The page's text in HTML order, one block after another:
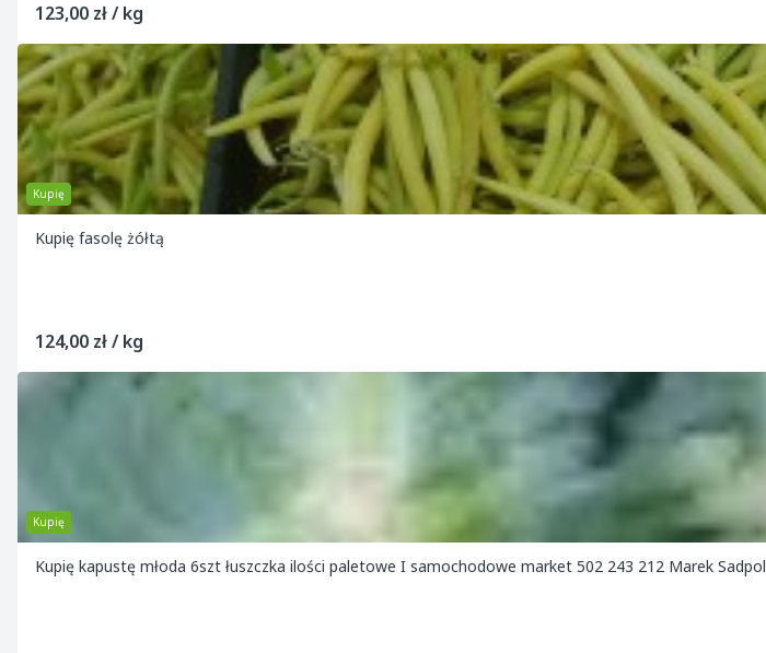
123,00 zł / kg
Kupię
Kupię fasolę żółtą
124,00 zł / kg
Kupię
Kupię kapustę młoda 6szt łuszczka ilości paletowe I samochodowe market 502 243 212 Marek Sadpol